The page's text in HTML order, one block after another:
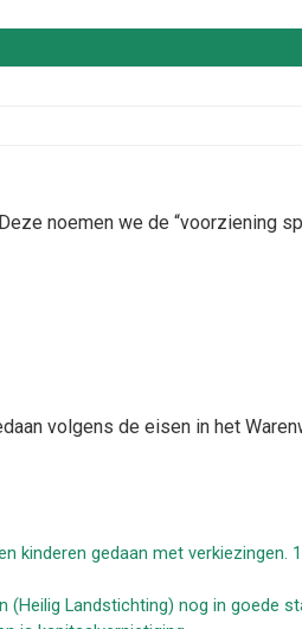
noemen we de “voorziening
volgens de eisen in het
kinderen gedaan met
Landstichting) nog in goede